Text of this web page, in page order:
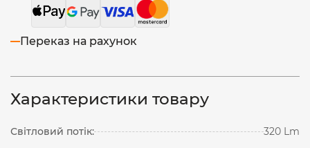
Переказ на рахунок
Характеристики товару
Світловий потік:
320 Lm